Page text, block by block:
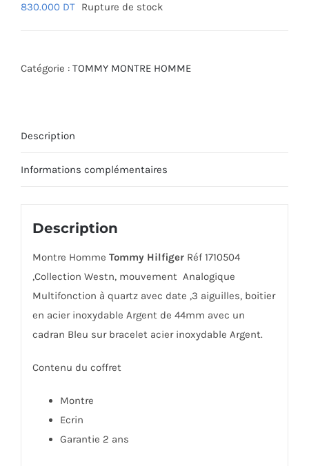
830.000 DT Rupture de stock
Catégorie : TOMMY MONTRE HOMME
Description
Informations complémentaires
Description
Montre Homme Tommy HilfigerRéf 1710504
,Collection Westn, mouvement Analogique
Multifonction à quartz avec date ,3 aiguilles, boitier
en acier inoxydable Argent de 44mm avec un
cadran Bleu sur bracelet acier inoxydable Argent.
Contenu du coffret
Montre
Ecrin
Garantie 2 ans